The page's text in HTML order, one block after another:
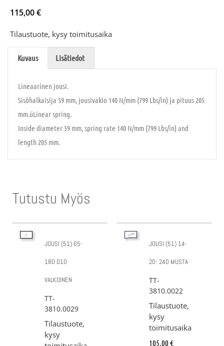
115,00€
Tilaustuote, kysy toimitusaika
Kuvaus Lisätiedot
Lineaarinen jousi.
Sisõhalkaisija 59 mm, jousivakio 140 N/mm (799 Lbs/in) ja pituus 205
mm.úLinear spring.
Inside diameter 59 mm, spring rate 140 N/mm (799 Lbs/in) and
length 205 mm.
Tutustu Myös
JOUSI (51) 65-
180 D10
VALKOINEN
TT-
3810.0029
Tilaustuote,
kysy
JOUSI (51) 14-
20- 240 MUSTA
TT-
3810.0022
Tilaustuote,
kysy
toimitusaika
105,00 €